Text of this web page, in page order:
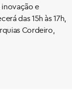
e
das 15h às 17h,
Cordeiro,